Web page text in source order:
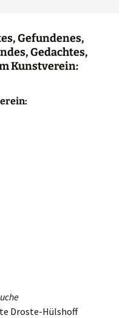
Gefundenes,
Gedachtes,
Kunstverein:
Droste-Hülshoff